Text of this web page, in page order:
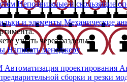
Неподвижные и скользящие
и элементыМеханические
узнать через разделы:
Написать менеджеру
Автоматизация проектирования
сборки и резки